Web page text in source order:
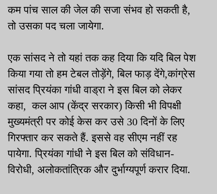
कम पांच साल की जेल की सजा संभव हो सकती है,
तो उसका पद चला जायेगा.
एक सांसद ने तो यहां तक कह दिया कि यदि बिल पेश
किया गया तो हम टेबल तोड़ेंगे, बिल फाड़ देंगे,कांग्रेस
सांसद प्रियंका गांधी वाड्रा ने इस बिल को लेकर
कहा, कल आप (केंद्र सरकार) किसी भी विपक्षी
मुख्यमंत्री पर कोई केस कर उसे 30 दिनों के लिए
गिरफ्तार कर सकते हैं. इससे वह सीएम नहीं रह
पायेगा. प्रियंका गांधी ने इस बिल को संविधान-
विरोधी, अलोकतांत्रिक और दुर्भाग्यपूर्ण करार दिया.